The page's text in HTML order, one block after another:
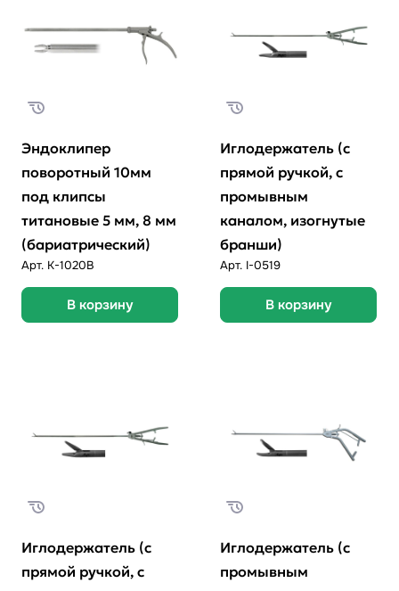
Эндоклипер
поворотный 10мм
под клипсы
титановые 5 мм, 8 мм
(бариатрический)
Арт. К-1020В
В корзину
Иглодержатель (с
прямой ручкой, с
промывным
каналом, изогнутые
бранши)
Арт. I-0519
В корзину
Иглодержатель (с
прямой ручкой, с
Иглодержатель (с
промывным